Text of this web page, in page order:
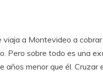
a Montevideo a
Pero sobre todo es una
años menor que él. Cruzar